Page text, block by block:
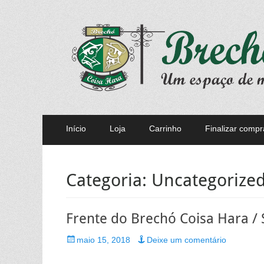
Brechó Coisa Hara
Moda & Beleza
Menu
principal
para
o
Início Loja Carrinho Finalizar
Categoria: Uncategorized
Frente do Brechó Coisa Hara /
Posted
maio 15, 2018 Deixe um comentário